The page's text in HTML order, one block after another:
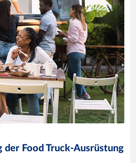
der Food Truck-Ausrüstung